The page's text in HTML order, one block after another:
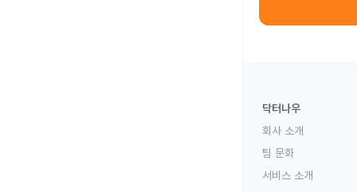
닥터나우
회사 소개
팀 문화
서비스 소개